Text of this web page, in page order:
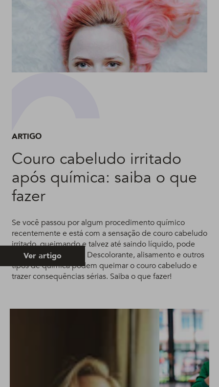
ARTIGO
Couro cabeludo irritado
após química: saiba o que
fazer
Se você passou por algum procedimento químico
recentemente e está com a sensação de couro cabeludo
irritado, queimando e talvez até saindo líquido, pode
ligar o sinal de alerta. Descolorante, alisamento e outros
tipos de química podem queimar o couro cabeludo e
trazer consequências sérias. Saiba o que fazer!
Ver artigo